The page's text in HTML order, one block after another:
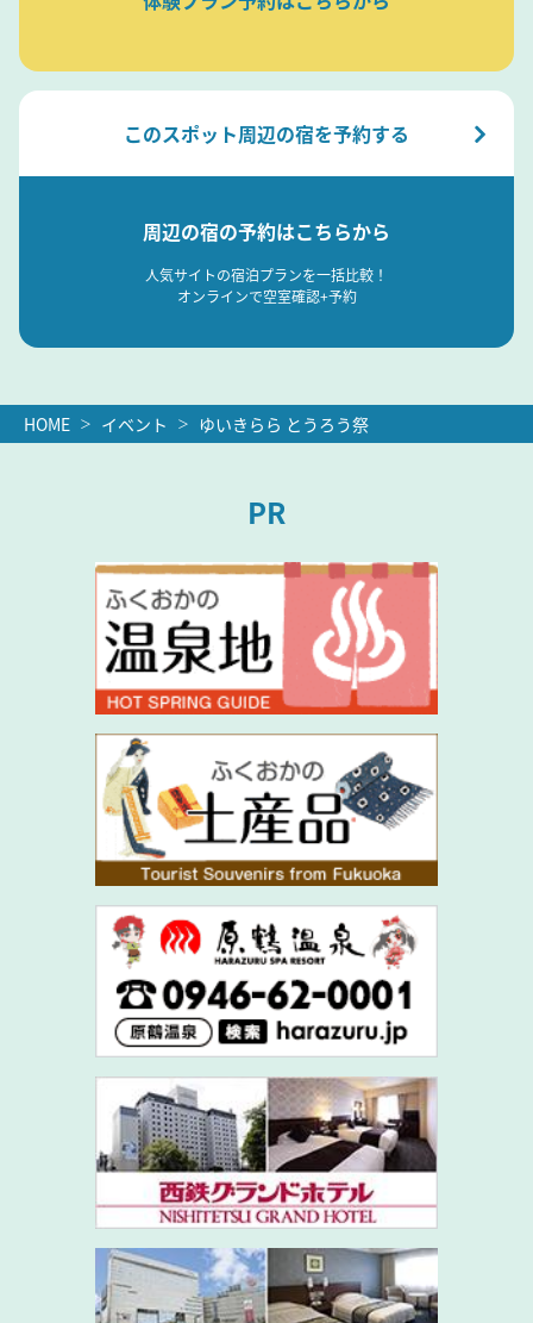
このスポット周辺の宿を予約する
周辺の宿の予約はこちらから
人気サイトの宿泊プランを一括比較！
オンラインで空室確認+予約
HOME イベント ゆいきらら とうろう祭
PR